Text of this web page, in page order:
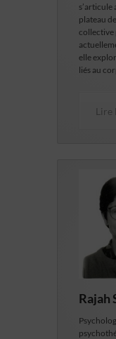
s’articule
plateau
collective
elle
liés au
Rajah